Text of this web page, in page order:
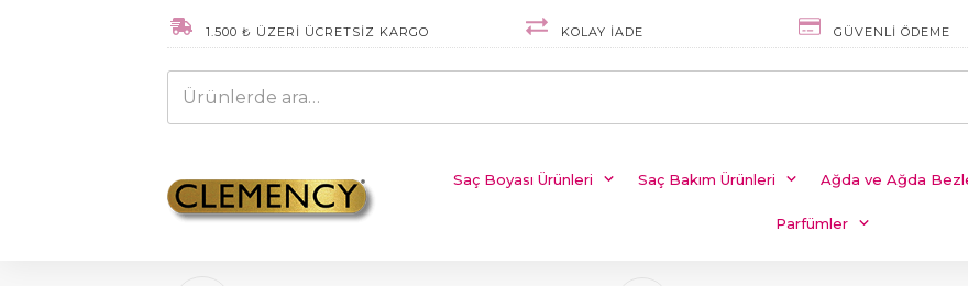
1.500 ₺ ÜZERİ ÜCRETSİZ KARGO KOLAY IADE GÜVENLI ÖDEME
Ara:
Saç Boyası Ürünleri Saç Bakım Ürünleri Ağda ve Ağda
Parfümler